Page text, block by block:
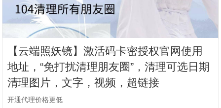
【云端照妖镜】激活码卡密授权官网使用
地址，“免打扰清理朋友圈”，清理可选日期
清理图片，文字，视频，超链接
开通代理价格更低